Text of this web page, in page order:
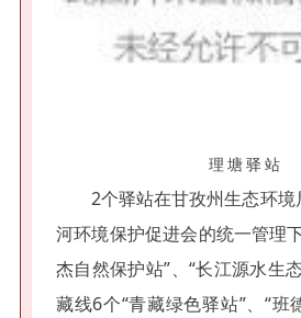
理塘驿站
2个驿站在甘孜州生态环
河环境保护促进会的统一管理
杰自然保护站”、“长江源水生
藏线6个“青藏绿色驿站”、“班